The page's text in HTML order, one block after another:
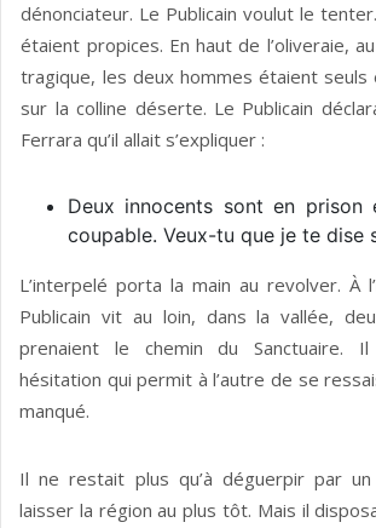
dénonciateur. Le Publicain voulut le
étaient propices. En haut de l’oliveraie,
tragique, les deux hommes étaient
sur la colline déserte. Le Publicain
Ferrara qu’il allait s’ex­pliquer :
Deux innocents sont en prison
coupable. Veux-tu que je te dise
L’interpelé porta la main au revolver. À
Publicain vit au loin, dans la vallée,
prenaient le chemin du Sanctuaire.
hésitation qui permit à l’autre de se
manqué.
Il ne restait plus qu’à déguerpir par
laisser la région au plus tôt. Mais il